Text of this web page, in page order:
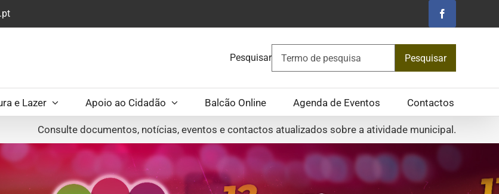
Facebook
Pesquisar Pesquisar
e Lazer Apoio ao Cidadão Balcão Online Agenda de Eventos Contactos
Consulte documentos, notícias, eventos e contactos atualizados sobre a atividade municipal.